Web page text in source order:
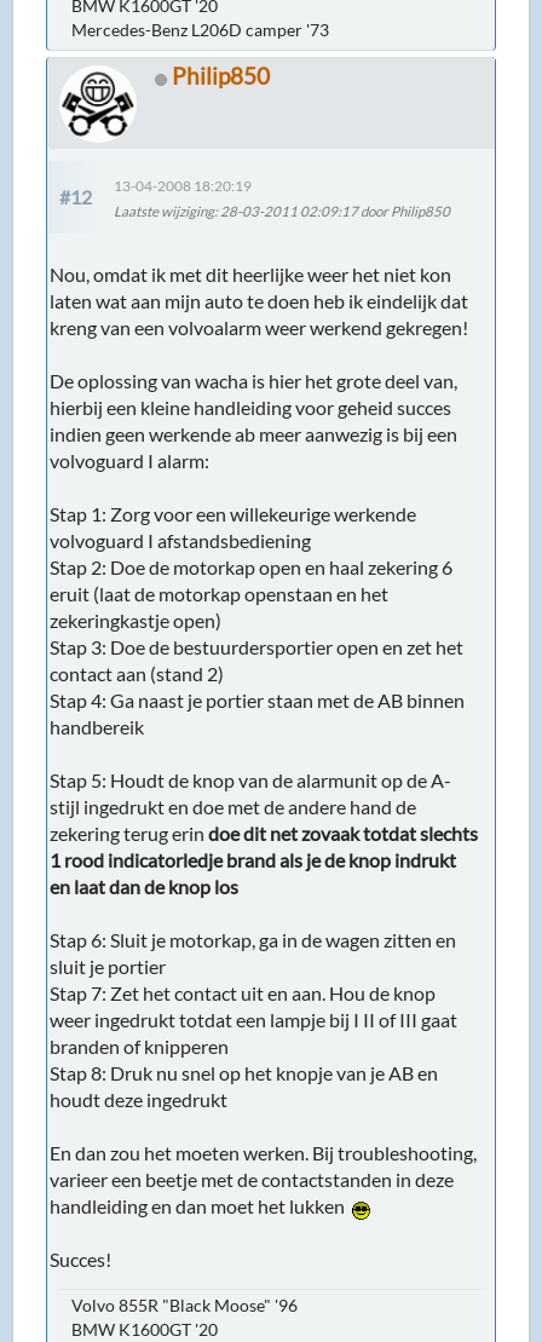
BMW K1600GT '20
Mercedes-Benz L206D camper '73
Philip850
#12
13-04-2008 18:20:19
Laatste wijziging: 28-03-2011 02:09:17 door Philip850
Nou, omdat ik met dit heerlijke weer het niet kon
laten wat aan mijn auto te doen heb ik eindelijk dat
kreng van een volvoalarm weer werkend gekregen!
De oplossing van wacha is hier het grote deel van,
hierbij een kleine handleiding voor geheid succes
indien geen werkende ab meer aanwezig is bij een
volvoguard I alarm:
Stap 1: Zorg voor een willekeurige werkende
volvoguard I afstandsbediening
Stap 2: Doe de motorkap open en haal zekering 6
eruit (laat de motorkap openstaan en het
zekeringkastje open)
Stap 3: Doe de bestuurdersportier open en zet het
contact aan (stand 2)
Stap 4: Ga naast je portier staan met de AB binnen
handbereik
Stap 5: Houdt de knop van de alarmunit op de A-
stijl ingedrukt en doe met de andere hand de
zekering terug erindoe dit net zovaak totdat slechts
1 rood indicatorledje brand als je de knop indrukt
en laat dan de knop los
Stap 6: Sluit je motorkap, ga in de wagen zitten en
sluit je portier
Stap 7: Zet het contact uit en aan. Hou de knop
weer ingedrukt totdat een lampje bij I II of III gaat
branden of knipperen
Stap 8: Druk nu snel op het knopje van je AB en
houdt deze ingedrukt
En dan zou het moeten werken. Bij troubleshooting,
varieer een beetje met de contactstanden in deze
handleiding en dan moet het lukken
Succes!
Volvo 855R "Black Moose" '96
BMW K1600GT '20